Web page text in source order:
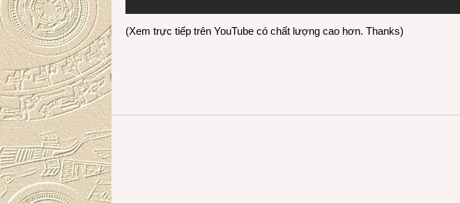
(Xem trực tiếp trên YouTube có chất lượng cao hơn. Thanks)